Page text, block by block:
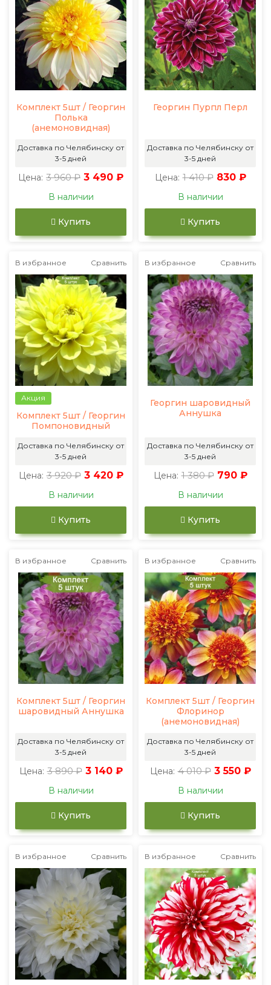
Комплект 5шт / Георгин
Полька
(анемоновидная)
Доставка по Челябинску от
3-5 дней
Цена: 3 960 ₽ 3 490 ₽
В наличии
Купить
Георгин Пурпл Перл
Доставка по Челябинску от
3-5 дней
Цена: 1 410 ₽ 830 ₽
В наличии
Купить
В избранное Сравнить
Акция
Комплект 5шт / Георгин
Помпоновидный
Доставка по Челябинску от
3-5 дней
Цена: 3 920 ₽ 3 420 ₽
В наличии
Купить
В избранное Сравнить
Георгин шаровидный
Аннушка
Доставка по Челябинску от
3-5 дней
Цена: 1 380 ₽ 790 ₽
В наличии
Купить
В избранное Сравнить
Комплект 5шт / Георгин
шаровидный Аннушка
Доставка по Челябинску от
3-5 дней
Цена: 3 890 ₽ 3 140 ₽
В наличии
Купить
В избранное Сравнить
Комплект 5шт / Георгин
Флоринор
(анемоновидная)
Доставка по Челябинску от
3-5 дней
Цена: 4 010 ₽ 3 550 ₽
В наличии
Купить
В избранное Сравнить В избранное Сравнить